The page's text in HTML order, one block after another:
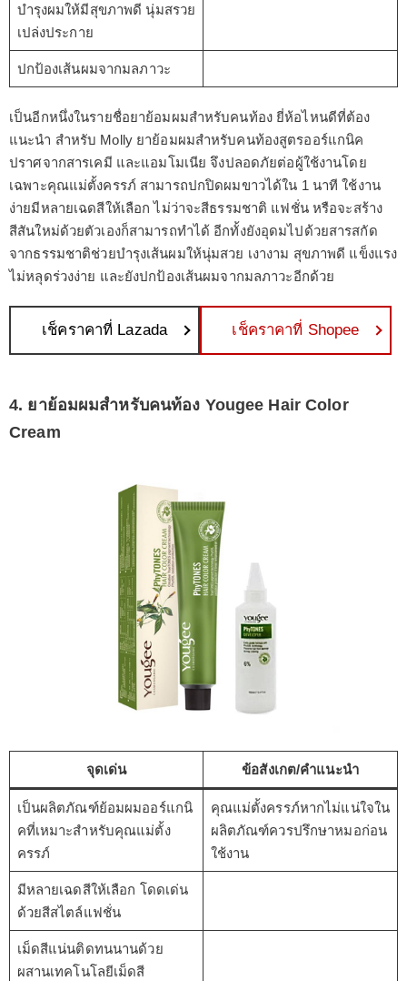
บำรุงผมให้มีสุขภาพดี นุ่มสรวย
เปล่งประกาย
ปกป้องเส้นผมจากมลภาวะ
เป็นอีกหนึ่งในรายชื่อยาย้อมผมสำหรับคนท้อง ยี่ห้อไหนดีที่ต้อง
แนะนำ สำหรับ Molly ยาย้อมผมสำหรับคนท้องสูตรออร์แกนิค
ปราศจากสารเคมี และแอมโมเนีย จึงปลอดภัยต่อผู้ใช้งานโดย
เฉพาะคุณแม่ตั้งครรภ์ สามารถปกปิดผมขาวได้ใน 1 นาที ใช้งาน
ง่ายมีหลายเฉดสีให้เลือก ไม่ว่าจะสีธรรมชาติ แฟชั่น หรือจะสร้าง
สีสันใหม่ด้วยตัวเองก็สามารถทำได้ อีกทั้งยังอุดมไปด้วยสารสกัด
จากธรรมชาติช่วยบำรุงเส้นผมให้นุ่มสวย เงางาม สุขภาพดี แข็งแรง
ไม่หลุดร่วงง่าย และยังปกป้องเส้นผมจากมลภาวะอีกด้วย
เช็คราคาที่ Lazada เช็คราคาที่ Shopee
4. ยาย้อมผมสำหรับคนท้อง Yougee Hair Color
Cream
จุดเด่น ข้อสังเกต/คำแนะนำ
เป็นผลิตภัณฑ์ย้อมผมออร์แกนิ
คที่เหมาะสำหรับคุณแม่ตั้ง
ครรภ์
คุณแม่ตั้งครรภ์หากไม่แน่ใจใน
ผลิตภัณฑ์ควรปรึกษาหมอก่อน
ใช้งาน
มีหลายเฉดสีให้เลือก โดดเด่น
ด้วยสีสไตล์แฟชั่น
เม็ดสีแน่นติดทนนานด้วย
ผสานเทคโนโลยีเม็ดสี